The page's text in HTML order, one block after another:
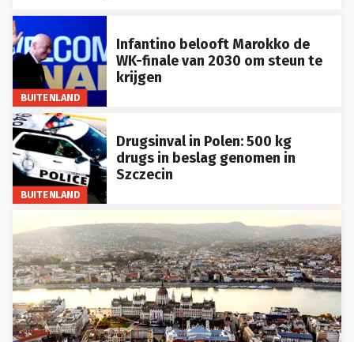
BUITENLAND
Infantino belooft Marokko de
WK-finale van 2030 om steun te
krijgen
BUITENLAND
Drugsinval in Polen: 500 kg
drugs in beslag genomen in
Szczecin